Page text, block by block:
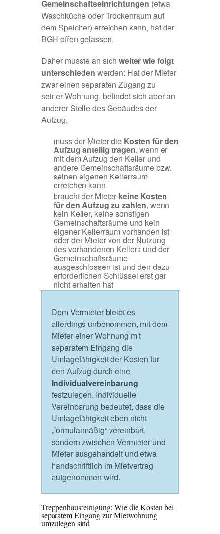
Gemeinschaftseinrichtungen (etwa
Waschküche oder Trockenraum auf
dem Speicher) erreichen kann, hat der
BGH offen gelassen.
Daher müsste an sich weiter wie folgt
unterschieden werden: Hat der Mieter
zwar einen separaten Zugang zu
seiner Wohnung, befindet sich aber an
anderer Stelle des Gebäudes der
Aufzug,
muss der Mieter die Kosten für den
Aufzug anteilig tragen, wenn er
mit dem Aufzug den Keller und
andere Gemeinschaftsräume bzw.
seinen eigenen Kellerraum
erreichen kann
braucht der Mieter keine Kosten
für den Aufzug zu zahlen, wenn
kein Keller, keine sonstigen
Gemeinschaftsräume und kein
eigener Kellerraum vorhanden ist
oder der Mieter von der Nutzung
des vorhandenen Kellers und der
Gemeinschaftsräume
ausgeschlossen ist und den dazu
erforderlichen Schlüssel erst gar
nicht erhalten hat
Dem Vermieter bleibt es
allerdings unbenommen, mit dem
Mieter einer Wohnung mit
separatem Eingang die
Umlagefähigkeit der Kosten für
den Aufzug durch eine
Individualvereinbarung
festzulegen. Individuelle
Vereinbarung bedeutet, dass die
Umlagefähigkeit eben nicht
„formularmäßig“ vereinbart,
sondern zwischen Vermieter und
Mieter ausgehandelt und etwa
handschriftlich im Mietvertrag
aufgenommen wird.
Treppenhausreinigung: Wie die Kosten bei
separatem Eingang zur Mietwohnung
umzulegen sind